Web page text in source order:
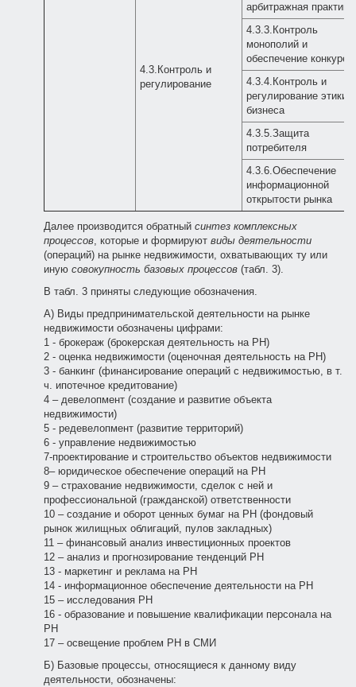
4.3.Контроль и
регулирование
арбитражная практика
4.3.3.Контроль
монополий и
обеспечение
4.3.4.Контроль и
регулирование этики
бизнеса
4.3.5.Защита
потребителя
4.3.6.Обеспечение
информационной
открытости рынка
Далее производится обратный синтез комплексных
процессов, которые и формируют виды деятельности
(операций) на рынке недвижимости, охватывающих ту или
иную совокупность базовых процессов (табл. 3).
В табл. 3 приняты следующие обозначения.
А) Виды предпринимательской деятельности на рынке
недвижимости обозначены цифрами:
1 - брокераж (брокерская деятельность на РН)
2 - оценка недвижимости (оценочная деятельность на РН)
3 - банкинг (финансирование операций с недвижимостью, в т.
ч. ипотечное кредитование)
4 – девелопмент (создание и развитие объекта
недвижимости)
5 - редевелопмент (развитие территорий)
6 - управление недвижимостью
7-проектирование и строительство объектов недвижимости
8– юридическое обеспечение операций на РН
9 – страхование недвижимости, сделок с ней и
профессиональной (гражданской) ответственности
10 – создание и оборот ценных бумаг на РН (фондовый
рынок жилищных облигаций, пулов закладных)
11 – финансовый анализ инвестиционных проектов
12 – анализ и прогнозирование тенденций РН
13 - маркетинг и реклама на РН
14 - информационное обеспечение деятельности на РН
15 – исследования РН
16 - образование и повышение квалификации персонала на
РН
17 – освещение проблем РН в СМИ
Б) Базовые процессы, относящиеся к данному виду
деятельности, обозначены: